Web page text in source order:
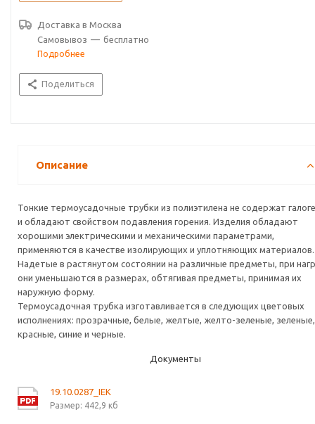
Доставка в Москва
Самовывоз — бесплатно
Подробнее
Поделиться
Описание
Тонкие термоусадочные трубки из полиэтилена не содержат
и обладают свойством подавления горения. Изделия обладают
хорошими электрическими и механическими параметрами,
применяются в качестве изолирующих и уплотняющих материалов.
Надетые в растянутом состоянии на различные предметы, при
они уменьшаются в размерах, обтягивая предметы, принимая их
наружную форму.
Термоусадочная трубка изготавливается в следующих цветовых
исполнениях: прозрачные, белые, желтые, желто-зеленые, зеленые,
красные, синие и черные.
Документы
19.10.0287_IEK
Размер: 442,9 кб